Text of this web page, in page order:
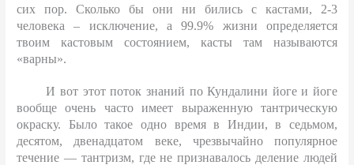
сих пор. Сколько бы они ни бились с кастами, 2-3
человека – исключение, а 99.9% жизни определяется
твоим кастовым состоянием, касты там называются
«варны».
И вот этот поток знаний по Кундалини йоге и йоге
вообще очень часто имеет выраженную тантрическую
окраску. Было такое одно время в Индии, в седьмом,
десятом, двенадцатом веке, чрезвычайно популярное
течение — тантризм, где не признавалось деление людей